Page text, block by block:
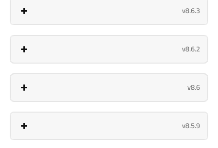
v8.6.3
v8.6.2
v8.6
v8.5.9